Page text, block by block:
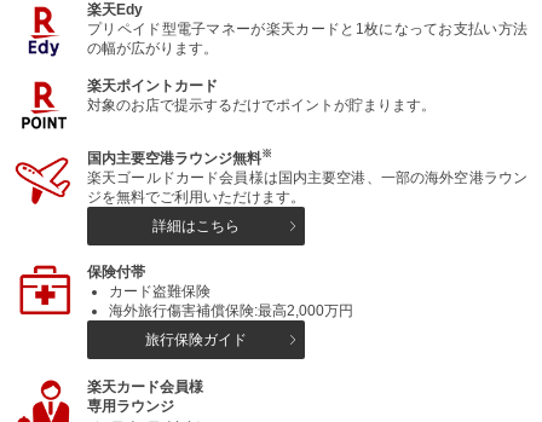
楽天Edy
プリペイド型電子マネーが楽天カードと1枚になってお支払い方法
の幅が広がります。
楽天ポイントカード
対象のお店で提示するだけでポイントが貯まります。
国内主要空港ラウンジ無料※
楽天ゴールドカード会員様は国内主要空港、一部の海外空港ラウン
ジを無料でご利用いただけます。
詳細はこちら
保険付帯
カード盗難保険
海外旅行傷害補償保険:最高2,000万円
旅行保険ガイド
楽天カード会員様
専用ラウンジ